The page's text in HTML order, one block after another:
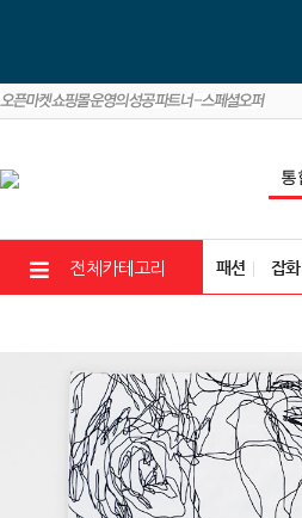
전체카테고리 패션 잡화